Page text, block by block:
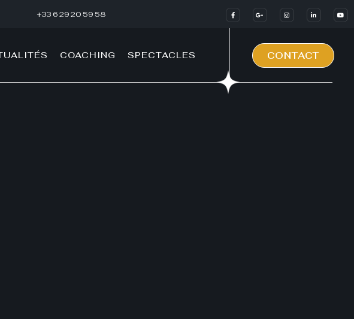
+33 6 29 20 59 58
COACHING SPECTACLES CONTACT